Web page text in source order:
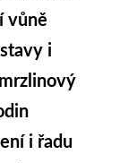
vůně
i
i řadu